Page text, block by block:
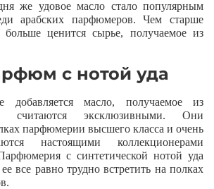
же удовое масло стало популярным
арабских парфюмеров. Чем старше
ценится сырье, получаемое из
с нотой уда
масло, получаемое из
считаются эксклюзивными. Они
парфюмерии высшего класса и очень
настоящими коллекционерами
с синтетической нотой уда
все равно трудно встретить на полках